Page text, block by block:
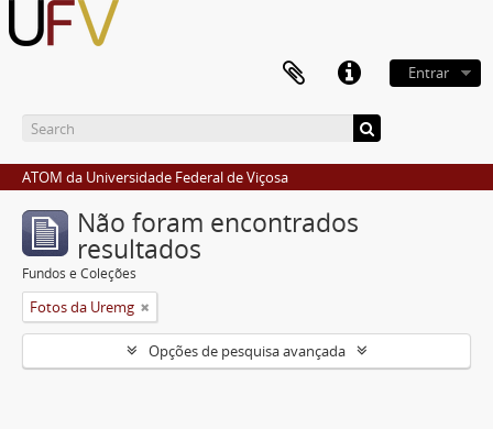
Entrar
ATOM da Universidade Federal de Viçosa
Não foram encontrados
resultados
Fundos e Coleções
Fotos da Uremg
Opções de pesquisa avançada